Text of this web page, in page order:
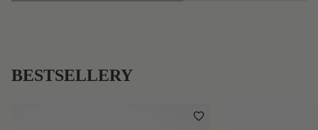
BESTSELLERY